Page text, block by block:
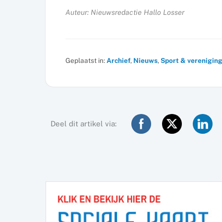
Auteur: Nieuwsredactie Hallo Losser
Geplaatst in: Archief, Nieuws,Sport &
Deel dit artikel via: